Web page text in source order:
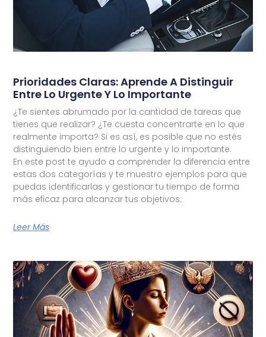
Prioridades Claras: Aprende A Distinguir
Entre Lo Urgente Y Lo Importante
¿Te sientes abrumado por la cantidad de tareas que
tienes que realizar? ¿Te cuesta concentrarte en lo que
realmente importa? Si es así, es posible que no estés
distinguiendo bien entre lo urgente y lo importante.
En este post te ayudo a comprender la diferencia entre
estas dos categorías y te muestro ejemplos para que
puedas identificarlas y gestionar tu tiempo de forma
más eficaz para alcanzar tus objetivos.
Leer Más